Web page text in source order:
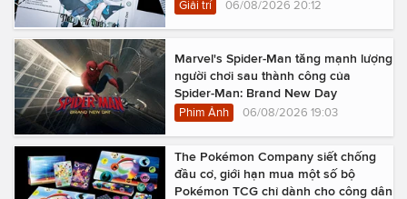
Giải trí 06/08/2026 20:12
Marvel's Spider-Man tăng mạnh lượng
người chơi sau thành công của
Spider-Man: Brand New Day
Phim Ảnh 06/08/2026 19:03
The Pokémon Company siết chống
đầu cơ, giới hạn mua một số bộ
Pokémon TCG chỉ dành cho công dân